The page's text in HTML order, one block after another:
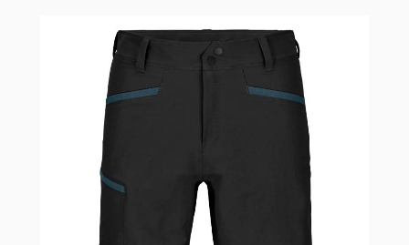
Clicken, um das Karussell zu überspringen